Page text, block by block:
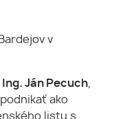
v
Ing. Ján Pecuch
ako
listu s